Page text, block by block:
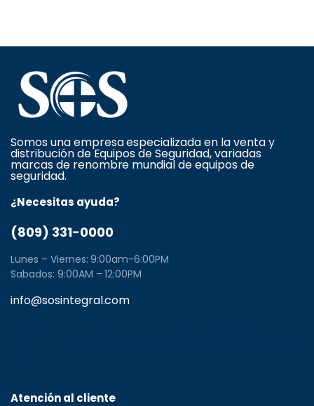
Somos una empresa especializada en la venta y
distribución de Equipos de Seguridad, variadas
marcas de renombre mundial de equipos de
seguridad.
¿Necesitas ayuda?
(809) 331-0000
Lunes – Viernes: 9:00am-6:00PM
Sabados: 9:00AM – 12:00PM
info@sosintegral.com
Atención al cliente